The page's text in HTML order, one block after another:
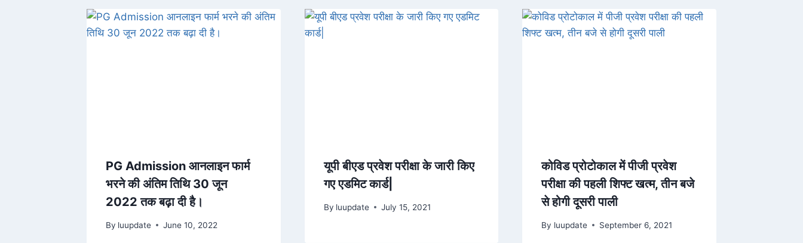
PG Admission आनलाइन फार्म
भरने की अंतिम तिथि 30 जून
2022 तक बढ़ा दी है।
By luupdate June 10, 2022
यूपी बीएड प्रवेश परीक्षा के जारी किए
गए एडमिट कार्ड|
By luupdate July 15, 2021
कोविड प्रोटोकाल में पीजी प्रवेश
परीक्षा की पहली शिफ्ट खत्म, तीन बजे
से होगी दूसरी पाली
By luupdate September 6, 2021